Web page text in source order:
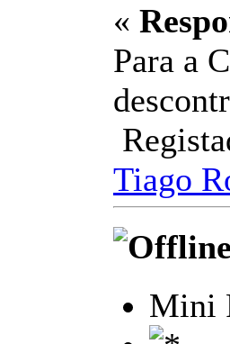
«
Para a
Tiago
Mini